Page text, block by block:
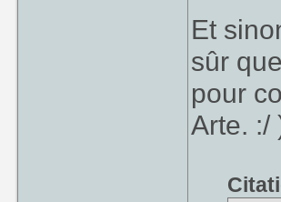
Et
sûr
pour
Arte. :/